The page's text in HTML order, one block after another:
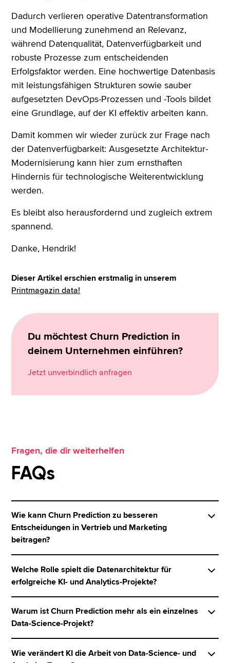
Dadurch verlieren operative Datentransformation
und Modellierung zunehmend an Relevanz,
während Datenqualität, Datenverfügbarkeit und
robuste Prozesse zum entscheidenden
Erfolgsfaktor werden. Eine hochwertige Datenbasis
mit leistungsfähigen Strukturen sowie sauber
aufgesetzten DevOps-Prozessen und -Tools bildet
eine Grundlage, auf der KI effektiv arbeiten kann.
Damit kommen wir wieder zurück zur Frage nach
der Datenverfügbarkeit: Ausgesetzte Architektur-
Modernisierung kann hier zum ernsthaften
Hindernis für technologische Weiterentwicklung
werden.
Es bleibt also herausfordernd und zugleich extrem
spannend.
Danke, Hendrik!
Dieser Artikel erschien erstmalig in unserem
Printmagazin data!
Du möchtest Churn Prediction in
deinem Unternehmen einführen?
Jetzt unverbindlich anfragen
Fragen, die dir weiterhelfen
FAQs
Wie kann Churn Prediction zu besseren
Entscheidungen in Vertrieb und Marketing
beitragen?
früher zu erkennen und Kundenansprache
gezielter zu steuern. Statt alle Kunden gleich zu
Wahrscheinlichkeit, Wirtschaftlichkeit und
konkretem Anwendungsfall priorisiert werden.
sondern vorausschauend und operativ nutzbar.
Welche Rolle spielt die Datenarchitektur für
erfolgreiche KI- und Analytics-Projekte?
dafür, dass Modelle zuverlässig entwickelt,
bewertet und in Prozesse integriert werden
schwer verfügbar sind, wird prädiktive Analytik
Warum ist Churn Prediction mehr als ein einzelnes
Data-Science-Projekt?
Leuchtturmprojekt für datengetriebene
Wie verändert KI die Arbeit von Data-Science- und